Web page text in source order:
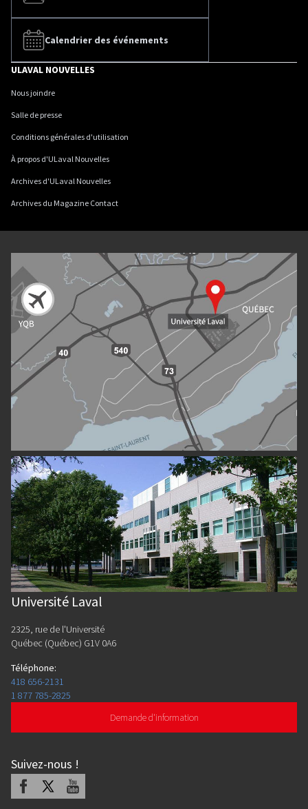
Calendrier des événements
ULAVAL NOUVELLES
Nous joindre
Salle de presse
Conditions générales d'utilisation
À propos d'ULaval Nouvelles
Archives d'ULaval Nouvelles
Archives du Magazine Contact
Université Laval
2325, rue de l'Université
Québec (Québec) G1V 0A6
Téléphone:
418 656-2131
1 877 785-2825
Demande d'information
Suivez-nous !
Facebook Youtube